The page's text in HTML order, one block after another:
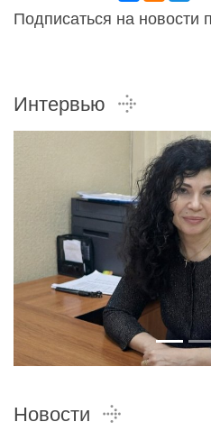
Подписаться на новости
Интервью
Новости